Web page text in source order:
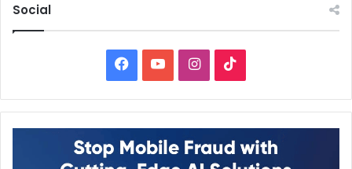
Social
Facebook
YouTubeInstagram